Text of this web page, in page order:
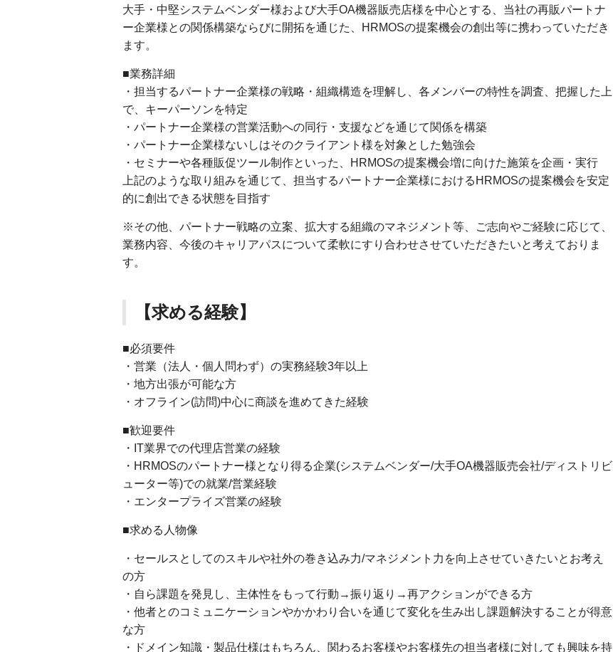
大手・中堅システムベンダー様および大手OA機器販売店様を中心とする、当社の再販パートナ
ー企業様との関係構築ならびに開拓を通じた、HRMOSの提案機会の創出等に携わっていただき
ます。
■業務詳細
・担当するパートナー企業様の戦略・組織構造を理解し、各メンバーの特性を調査、把握した上
で、キーパーソンを特定
・パートナー企業様の営業活動への同行・支援などを通じて関係を構築
・パートナー企業様ないしはそのクライアント様を対象とした勉強会
・セミナーや各種販促ツール制作といった、HRMOSの提案機会増に向けた施策を企画・実行
上記のような取り組みを通じて、担当するパートナー企業様におけるHRMOSの提案機会を安定
的に創出できる状態を目指す
※その他、パートナー戦略の立案、拡大する組織のマネジメント等、ご志向やご経験に応じて、
業務内容、今後のキャリアパスについて柔軟にすり合わせさせていただきたいと考えておりま
す。
【求める経験】
■必須要件
・営業（法人・個人問わず）の実務経験3年以上
・地方出張が可能な方
・オフライン(訪問)中心に商談を進めてきた経験
■歓迎要件
・IT業界での代理店営業の経験
・HRMOSのパートナー様となり得る企業(システムベンダー/大手OA機器販売会社/ディストリビ
ューター等)での就業/営業経験
・エンタープライズ営業の経験
■求める人物像
・セールスとしてのスキルや社外の巻き込み力/マネジメント力を向上させていきたいとお考え
の方
・自ら課題を発見し、主体性をもって行動→振り返り→再アクションができる方
・他者とのコミュニケーションやかかわり合いを通じて変化を生み出し課題解決することが得意
な方
・ドメイン知識・製品仕様はもちろん、関わるお客様やお客様先の担当者様に対しても興味を持